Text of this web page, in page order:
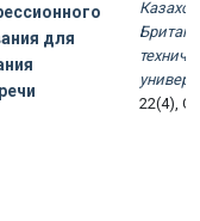
для
22(4), С.